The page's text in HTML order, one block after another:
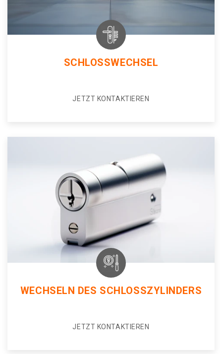
SCHLOSSWECHSEL
JETZT KONTAKTIEREN
WECHSELN DES SCHLOSSZYLINDERS
JETZT KONTAKTIEREN